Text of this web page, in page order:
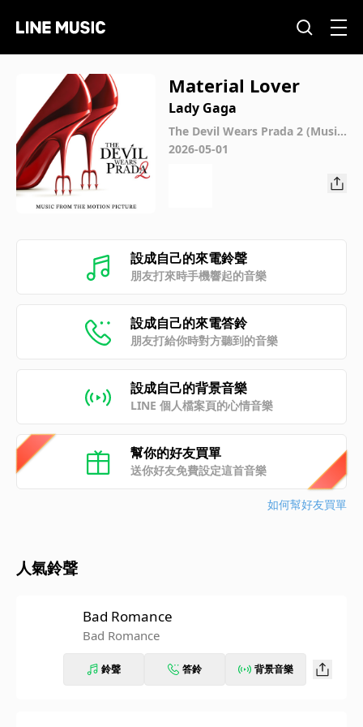
Material Lover
Lady Gaga
The Devil Wears Prada 2 (Music
From The Motion Picture)
2026-05-01
設成自己的來電鈴聲
朋友打來時手機響起的音樂
設成自己的來電答鈴
朋友打給你時對方聽到的音樂
設成自己的背景音樂
LINE 個人檔案頁的心情音樂
幫你的好友買單
送你好友免費設定這首音樂
如何幫好友買單
人氣鈴聲
Bad Romance
Bad Romance
鈴聲 答鈴 背景音樂